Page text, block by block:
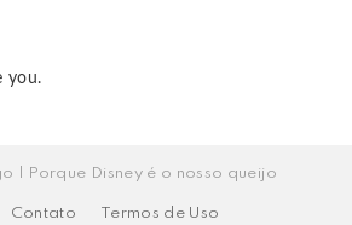
you.
| Porque Disney é o nosso queijo
Contato Termos de Uso